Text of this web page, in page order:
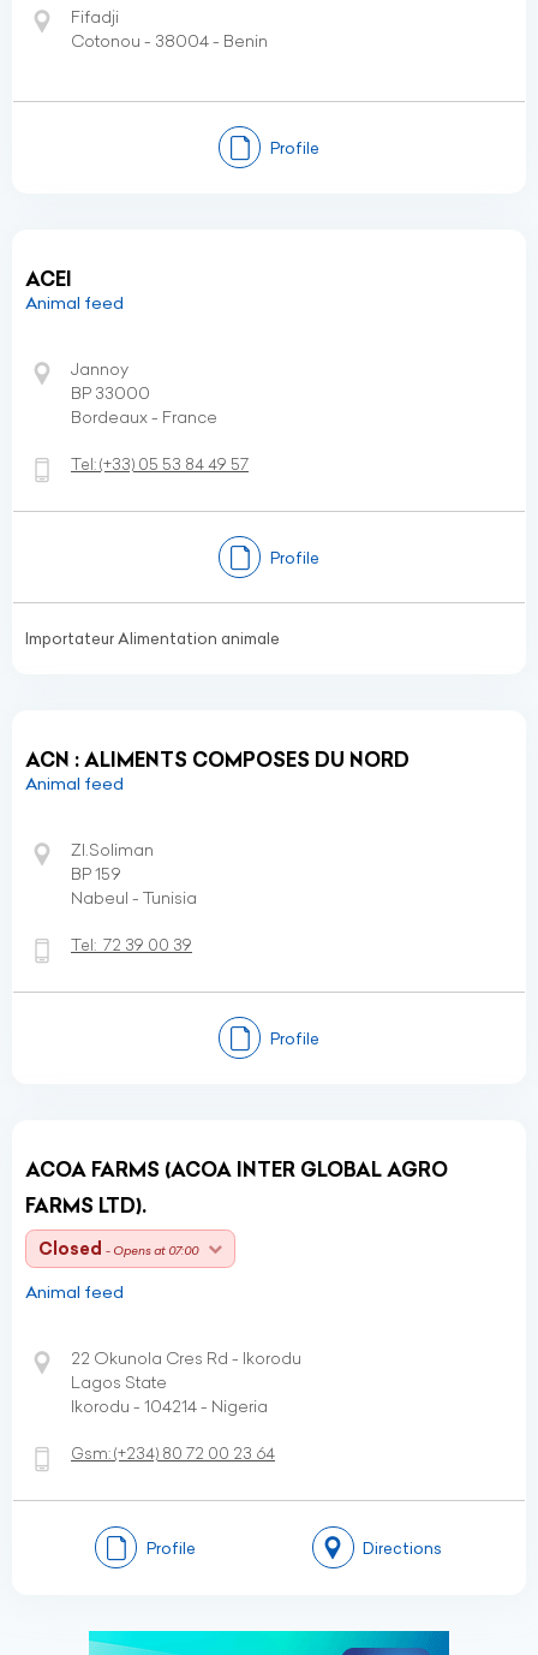
Fifadji
Cotonou - 38004 - Benin
Profile
ACEI
Animal feed
Jannoy
BP 33000
Bordeaux - France
Tel:(+33) 05 53 84 49 57
Profile
Importateur Alimentation animale
ACN : ALIMENTS COMPOSES DU NORD
Animal feed
ZI.Soliman
BP 159
Nabeul - Tunisia
Tel: 72 39 00 39
Profile
ACOA FARMS (ACOA INTER GLOBAL AGRO
FARMS LTD).
Closed - Opens at 07:00
Animal feed
22 Okunola Cres Rd - Ikorodu
Lagos State
Ikorodu - 104214 - Nigeria
Gsm:(+234) 80 72 00 23 64
Profile Directions